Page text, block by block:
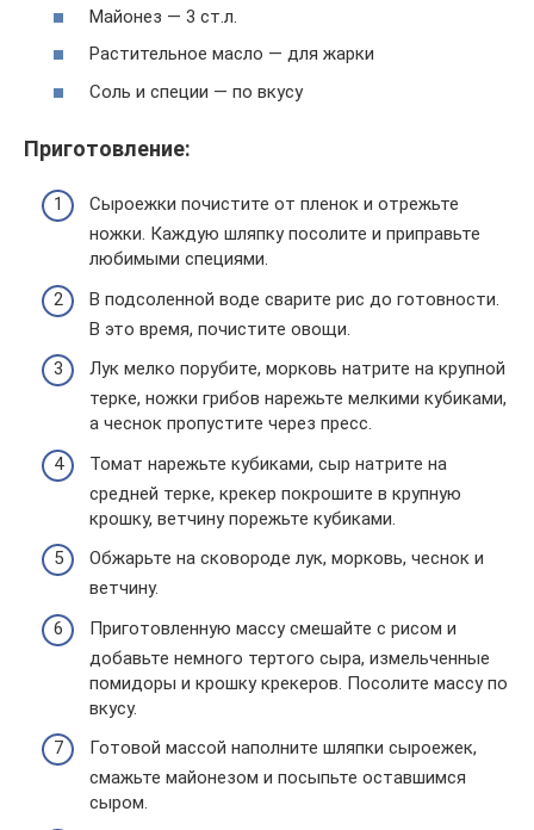
Майонез — 3 ст.л.
Растительное масло — для жарки
Соль и специи — по вкусу
Приготовление:
Сыроежки почистите от пленок и отрежьте
ножки. Каждую шляпку посолите и приправьте
любимыми специями.
В подсоленной воде сварите рис до готовности.
В это время, почистите овощи.
Лук мелко порубите, морковь натрите на крупной
терке, ножки грибов нарежьте мелкими кубиками,
а чеснок пропустите через пресс.
Томат нарежьте кубиками, сыр натрите на
средней терке, крекер покрошите в крупную
крошку, ветчину порежьте кубиками.
Обжарьте на сковороде лук, морковь, чеснок и
ветчину.
Приготовленную массу смешайте с рисом и
добавьте немного тертого сыра, измельченные
помидоры и крошку крекеров. Посолите массу по
вкусу.
Готовой массой наполните шляпки сыроежек,
смажьте майонезом и посыпьте оставшимся
сыром.